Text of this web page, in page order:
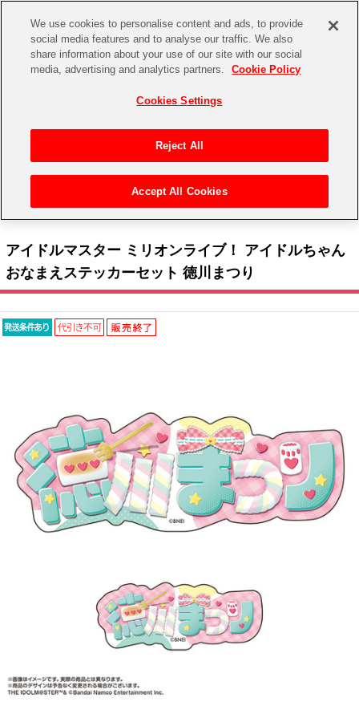
CHANNEL STORE EVENT
ゲーム 電子書籍
その他先行受付
プレミアム会員とは
アイドルマスターシリーズ
アイドルマスター
アイドルマスター SideM
アイドルマスター シャイニーカラーズ
テイルズ オブ シリーズ
電音部
鉄拳
太鼓の達人
ナムコクラシック
スサノオマジック
イベントグッズ
トイ・ホビー
アイドルマスター シリーズ>アイドルマスター ミリオンライブ！
アイドルマスター ミリオンライブ！ アイドルちゃん
おなまえステッカーセット 徳川まつり
We use cookies to personalise content and ads, to provide
social media features and to analyse our traffic. We also
share information about your use of our site with our social
media, advertising and analytics partners.
Cookie Policy
Cookies Settings
Reject All
Accept All Cookies